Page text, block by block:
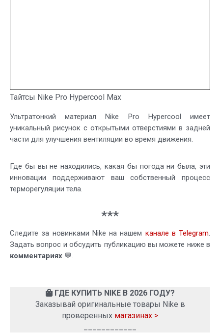
Тайтсы Nike Pro Hypercool Max
Ультратонкий материал Nike Pro Hypercool имеет
уникальный рисунок с открытыми отверстиями в задней
части для улучшения вентиляции во время движения.
Где бы вы не находились, какая бы погода ни была, эти
инновации поддерживают ваш собственный процесс
терморегуляции тела.
***
Следите за новинками Nike на нашем канале в Telegram.
Задать вопрос и обсудить публикацию вы можете ниже в
комментариях 💬.
ГДЕ КУПИТЬ NIKE В 2026 ГОДУ?
Заказывай оригинальные товары Nike в
проверенных магазинах >